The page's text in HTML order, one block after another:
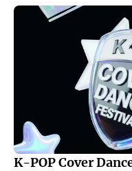
K-POP Cover